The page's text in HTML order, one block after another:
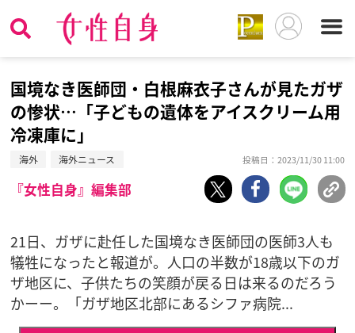
国境なき医師団・白根麻衣子さんが見たガザ
の惨状…「子どもの遺体をアイスクリーム用
冷凍庫に」
海外 海外ニュース 投稿日：2023/11/30 11:00
『女性自身』編集部
21日、ガザに赴任した国境なき医師団の医師3人も
犠牲になったと報道が。人口の半数が18歳以下のガ
ザ地区に、子供たちの笑顔が戻る日は来るのだろう
かーー。「ガザ地区北部にあるシファ病院...